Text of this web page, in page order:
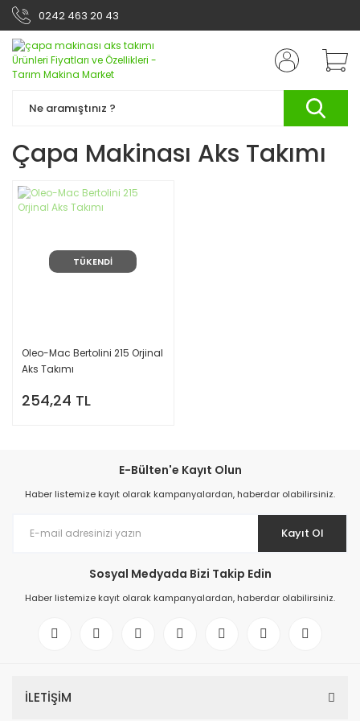
0242 463 20 43
Çapa Makinası Aks Takımı
TÜKENDİ
Oleo-Mac Bertolini 215 Orjinal
Aks Takımı
254,24 TL
E-Bülten'e Kayıt Olun
Haber listemize kayıt olarak kampanyalardan, haberdar olabilirsiniz.
Kayıt Ol
Sosyal Medyada Bizi Takip Edin
Haber listemize kayıt olarak kampanyalardan, haberdar olabilirsiniz.
İLETİŞİM